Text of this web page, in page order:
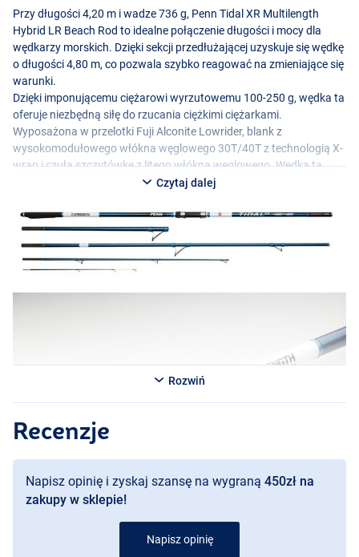
Przy długości 4,20 m i wadze 736 g, Penn Tidal XR Multilength
Hybrid LR Beach Rod to idealne połączenie długości i mocy dla
wędkarzy morskich. Dzięki sekcji przedłużającej uzyskuje się wędkę
o długości 4,80 m, co pozwala szybko reagować na zmieniające się
warunki.
Dzięki imponującemu ciężarowi wyrzutowemu 100-250 g, wędka ta
oferuje niezbędną siłę do rzucania ciężkimi ciężarkami.
Wyposażona w przelotki Fuji Alconite Lowrider, blank z
wysokomodułowego włókna węglowego 30T/40T z technologią X-
wrap i czułą szczytówkę z litego włókna węglowego. Wędka ta
zapewnia ekstremalne właściwości rzutowe i dokładną rejestrację
czemu wędka ta jest niezbędnym narzędziem dla wymagających
wędkarzy morskich.
Czytaj dalej
Rozwiń
Recenzje
Napisz opinię i zyskaj szansę na wygraną 450zł na
zakupy w sklepie!
Napisz opinię